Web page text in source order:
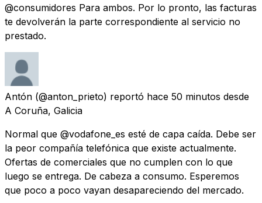
@consumidores Para ambos. Por lo pronto, las facturas
te devolverán la parte correspondiente al servicio no
prestado.
Antón (@anton_prieto) reportó hace 50 minutos desde
A Coruña, Galicia
Normal que @vodafone_es esté de capa caída. Debe ser
la peor compañía telefónica que existe actualmente.
Ofertas de comerciales que no cumplen con lo que
luego se entrega. De cabeza a consumo. Esperemos
que poco a poco vayan desapareciendo del mercado.